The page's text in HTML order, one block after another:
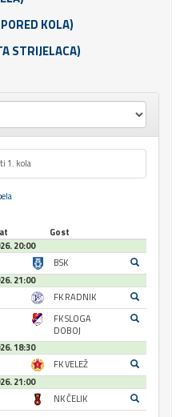
KOLA)
STRIJELACA)
1. kola
Gost
20:00
BSK
21:00
FK RADNIK
FK SLOGA
DOBOJ
18:30
FK VELEŽ
21:00
NK ČELIK